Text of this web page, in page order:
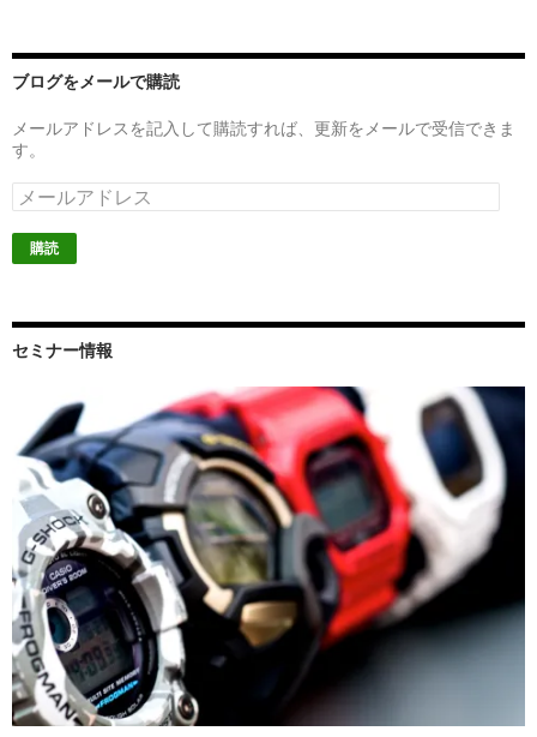
ブログをメールで購読
メールアドレスを記入して購読すれば、更新をメールで受信できま
す。
メ
ー
ル
ア
ス
セミナー情報